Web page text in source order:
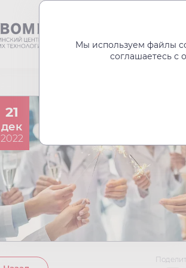
21
дек
2022
Мы используем файлы
соглашаетесь с